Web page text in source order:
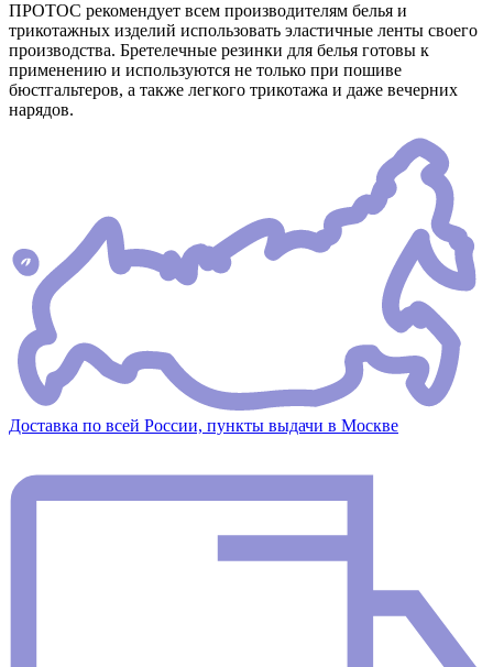
ПРОТОС рекомендует всем производителям белья и
трикотажных изделий использовать эластичные ленты своего
производства. Бретелечные резинки для белья готовы к
применению и используются не только при пошиве
бюстгальтеров, а также легкого трикотажа и даже вечерних
нарядов.
Доставка по всей России, пункты выдачи в Москве